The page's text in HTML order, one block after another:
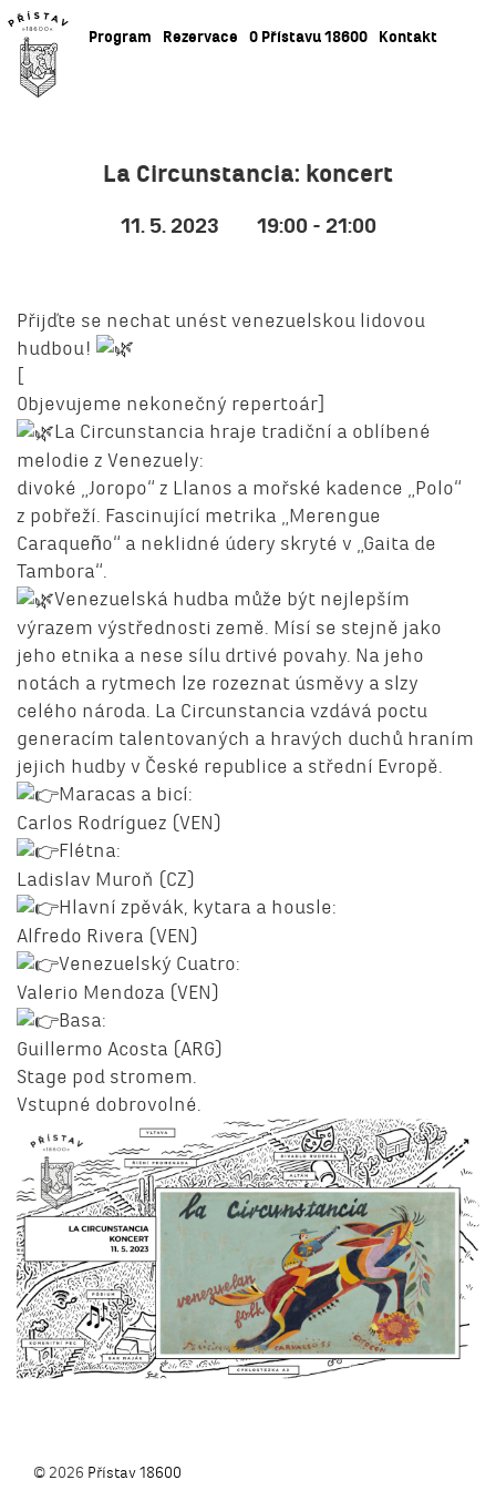
Program Rezervace O Přístavu 18600 Kontakt
La Circunstancia: koncert
11. 5. 2023 19:00 - 21:00
Přijďte se nechat unést venezuelskou lidovou
hudbou!
Objevujeme nekonečný repertoár]
La Circunstancia hraje tradiční a oblíbené
melodie z Venezuely:
divoké „Joropo“ z Llanos a mořské kadence „Polo“
z pobřeží. Fascinující metrika „Merengue
Caraqueño“ a neklidné údery skryté v „Gaita de
Tambora“.
Venezuelská hudba může být nejlepším
výrazem výstřednosti země. Mísí se stejně jako
jeho etnika a nese sílu drtivé povahy. Na jeho
notách a rytmech lze rozeznat úsměvy a slzy
celého národa. La Circunstancia vzdává poctu
generacím talentovaných a hravých duchů hraním
jejich hudby v České republice a střední Evropě.
Maracas a bicí:
Carlos Rodríguez (VEN)
Flétna:
Ladislav Muroň (CZ)
Hlavní zpěvák, kytara a housle:
Alfredo Rivera (VEN)
Venezuelský Cuatro:
Valerio Mendoza (VEN)
Basa:
Guillermo Acosta (ARG)
Stage pod stromem.
Vstupné dobrovolné.
© 2026 Přístav 18600